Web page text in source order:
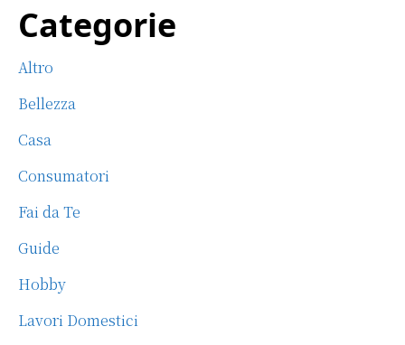
e
b
o
o
k
te
r
rel
Primary
Sidebar
Categorie
Altro
Bellezza
Casa
Consumatori
Fai da Te
Guide
Hobby
Lavori Domestici